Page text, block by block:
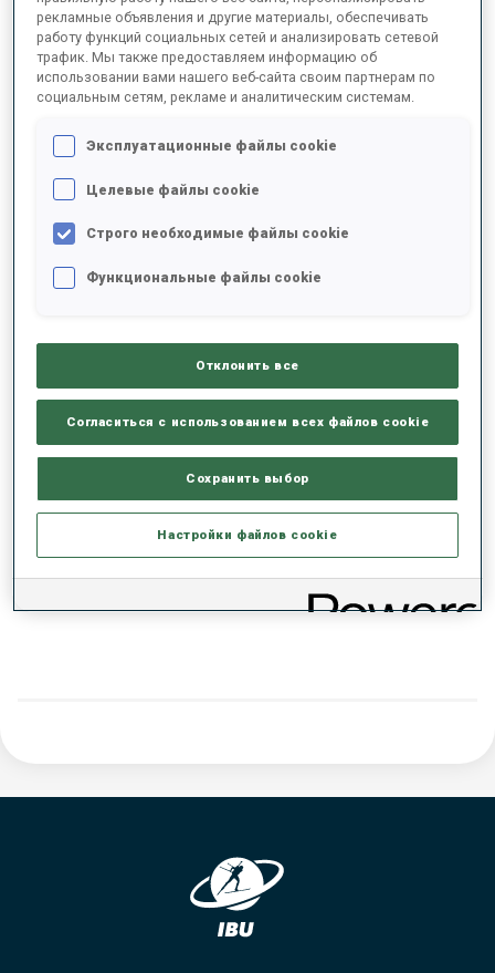
2025/2026
РЕЗУЛЬТАТЫ - СРЕДНЕЕ ЗНАЧЕНИЕ
ЛЫЖНЫЙ ХОД - ОТСТАВАНИЕ ОТ ЛИДЕРА
Данных нет
Данных нет
СТРЕЛЬБА СТОЯ
Данных нет
РЕЗУЛЬТАТЫ - ТЕНДЕНЦИЯ
ДАННЫХ НЕТ
рекламные объявления и другие материалы, обеспечивать
работу функций социальных сетей и анализировать сетевой
трафик. Мы также предоставляем информацию об
использовании вами нашего веб-сайта своим партнерам по
социальным сетям, рекламе и аналитическим системам.
Эксплуатационные файлы cookie
Целевые файлы cookie
Строго необходимые файлы cookie
Функциональные файлы cookie
Отклонить все
Согласиться с использованием всех файлов cookie
Сохранить выбор
Настройки файлов cookie